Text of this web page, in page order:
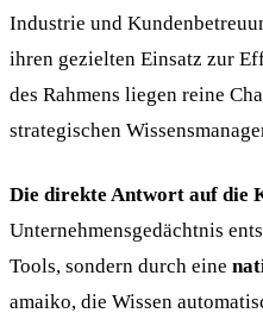
Industrie und
ihren gezielten Einsatz zur
des Rahmens liegen reine
strategischen
Die direkte Antwort auf die
Unternehmensgedächtnis
Tools, sondern durch eine
amaiko, die Wissen